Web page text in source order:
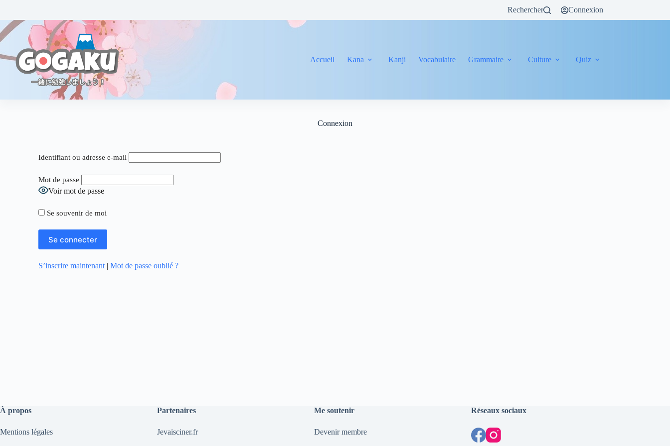
Rechercher Connexion
Accueil Kana Kanji Vocabulaire Grammaire Culture Quiz
Connexion
Identifiant ou adresse e-mail
Mot de passe
Voir mot de passe
Se souvenir de moi
S’inscrire maintenant |Mot de passe oublié ?
À propos
Mentions légales
Partenaires
Jevaisciner.fr
Me soutenir
Devenir membre
Réseaux sociaux